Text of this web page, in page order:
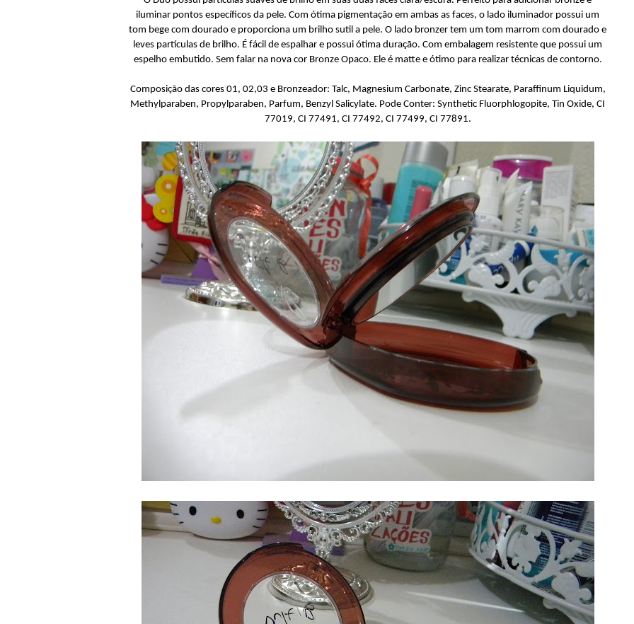
iluminar pontos específicos da pele. Com ótima pigmentação em ambas as faces, o lado iluminador possui um
tom bege com dourado e proporciona um brilho sutil a pele. O lado bronzer tem um tom marrom com dourado e
leves partículas de brilho. É fácil de espalhar e possui ótima duração. Com embalagem resistente que possui um
espelho embutido. Sem falar na nova cor Bronze Opaco. Ele é matte e ótimo para realizar técnicas de contorno.
Composição das cores 01, 02,03 e Bronzeador: Talc, Magnesium Carbonate, Zinc Stearate, Paraffinum Liquidum,
Methylparaben, Propylparaben, Parfum, Benzyl Salicylate. Pode Conter: Synthetic Fluorphlogopite, Tin Oxide, CI
77019, CI 77491, CI 77492, CI 77499, CI 77891.